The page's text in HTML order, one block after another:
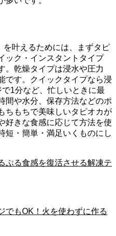
を叶えるためには、まずタピ
ック・インスタントタイプ
。乾燥タイプは浸水や圧力
です。クイックタイプなら浸
1分など、忙しいときに最
間や水分、保存方法などのポ
ちもちで美味しいタピオカが
好きな食感に応じて方法を使
短・簡単・満足いくものにし
ぷる食感を復活させる解凍テ
でもOK！火を使わずに作る